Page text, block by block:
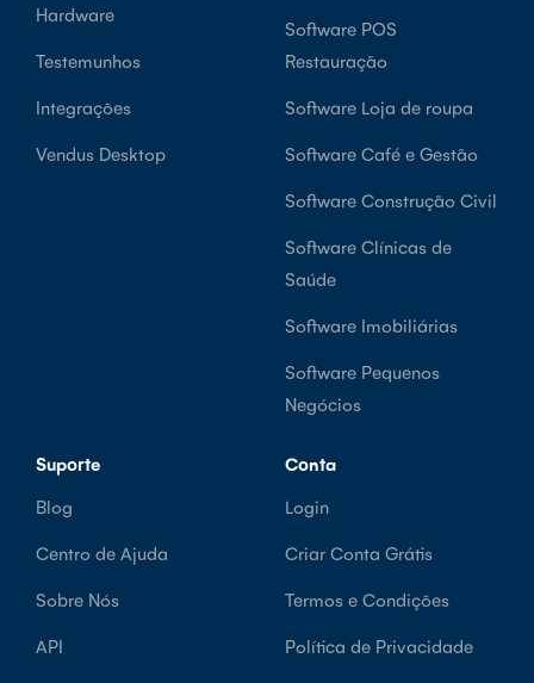
Hardware
Testemunhos
Integrações
Vendus Desktop
Software POS
Restauração
Software Loja de roupa
Software Café e Gestão
Software Construção Civil
Software Clínicas de
Saúde
Software Imobiliárias
Software Pequenos
Negócios
Suporte
Blog
Centro de Ajuda
Sobre Nós
API
Conta
Login
Criar Conta Grátis
Termos e Condições
Política de Privacidade